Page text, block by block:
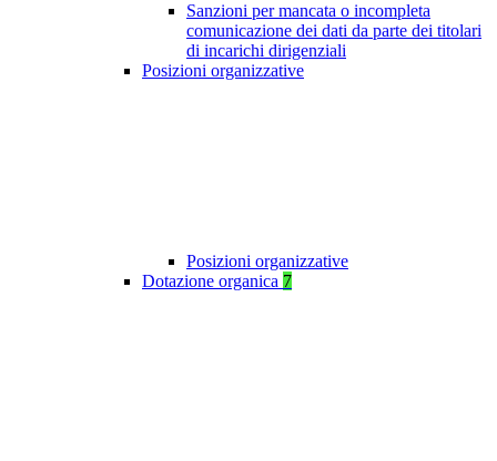
Sanzioni per mancata o incompleta
comunicazione dei dati da parte dei titolari
di incarichi dirigenziali
Posizioni organizzative
Posizioni organizzative
Dotazione organica 7